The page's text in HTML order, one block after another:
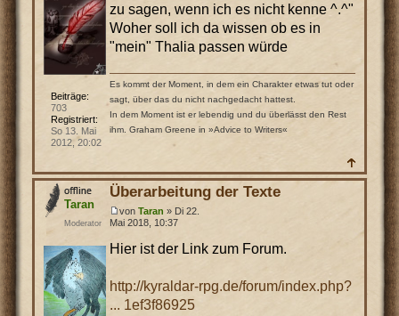
zu sagen, wenn ich es nicht kenne ^.^"
Woher soll ich da wissen ob es in
"mein" Thalia passen würde
Es kommt der Moment, in dem ein Charakter etwas tut oder
sagt, über das du nicht nachgedacht hattest.
In dem Moment ist er lebendig und du überlässt den Rest
ihm. Graham Greene in »Advice to Writers«
Beiträge:
703
Registriert:
So 13. Mai
2012, 20:02
Überarbeitung der Texte
von Taran » Di 22.
Mai 2018, 10:37
Hier ist der Link zum Forum.
http://kyraldar-rpg.de/forum/index.php?
... 1ef3f86925
Taran
Moderator